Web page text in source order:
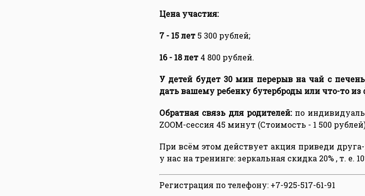
Цена участия:
7 - 15 лет 5 300 рублей;
16 - 18 лет 4 800 рублей.
У детей будет 30 мин перерыв на чай с
дать вашему ребенку бутерброды или что-то из
Обратная связь для родителей:по
ZOOM-сессия 45 минут (Стоимость - 1 500
При всём этом действует акция приведи
у нас на тренинге: зеркальная скидка 20% , т. е.
Регистрация по телефону: +7-925-517-61-91